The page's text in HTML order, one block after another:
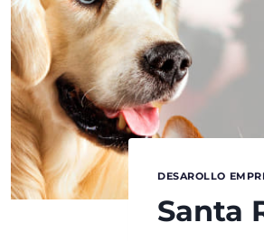
DESAROLLO
Santa